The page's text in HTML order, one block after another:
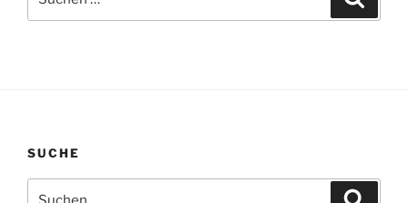
nach:
SUCHE